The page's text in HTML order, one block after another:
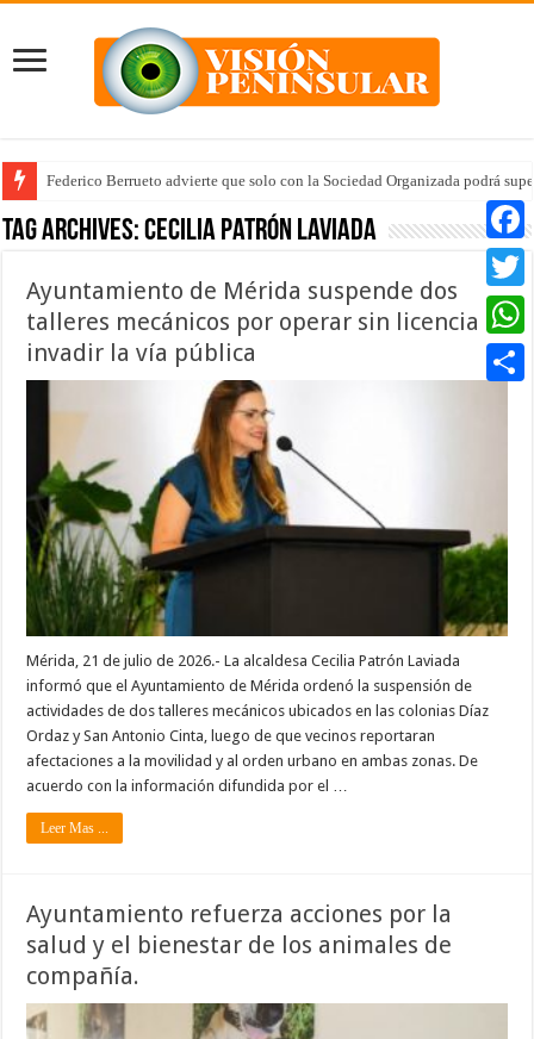
Federico Berrueto advierte que solo con la Sociedad Organizada podrá
Arrancan la tercera etapa de Médico 24/7
Tag Archives:Cecilia Patrón Laviada
Ayuntamiento de Mérida suspende dos
talleres mecánicos por operar sin licencia e
invadir la vía pública
Mérida, 21 de julio de 2026.- La alcaldesa Cecilia Patrón Laviada
informó que el Ayuntamiento de Mérida ordenó la suspensión de
actividades de dos talleres mecánicos ubicados en las colonias Díaz
Ordaz y San Antonio Cinta, luego de que vecinos reportaran
afectaciones a la movilidad y al orden urbano en ambas zonas. De
acuerdo con la información difundida por el …
Leer Mas ...
Ayuntamiento refuerza acciones por la
salud y el bienestar de los animales de
compañía.
Twitter